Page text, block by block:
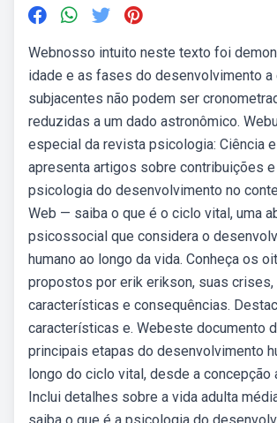
Webnosso intuito neste texto foi
idade e as fases do desenvolvimento a
subjacentes não podem ser
reduzidas a um dado astronômico.
especial da revista psicologia: Ciência
apresenta artigos sobre contribuições
psicologia do desenvolvimento no
Web — saiba o que é o ciclo vital, uma
psicossocial que considera o
humano ao longo da vida. Conheça os
propostos por erik erikson, suas crises,
características e consequências.
características e. Webeste documento
principais etapas do desenvolvimento
longo do ciclo vital, desde a concepção
Inclui detalhes sobre a vida adulta